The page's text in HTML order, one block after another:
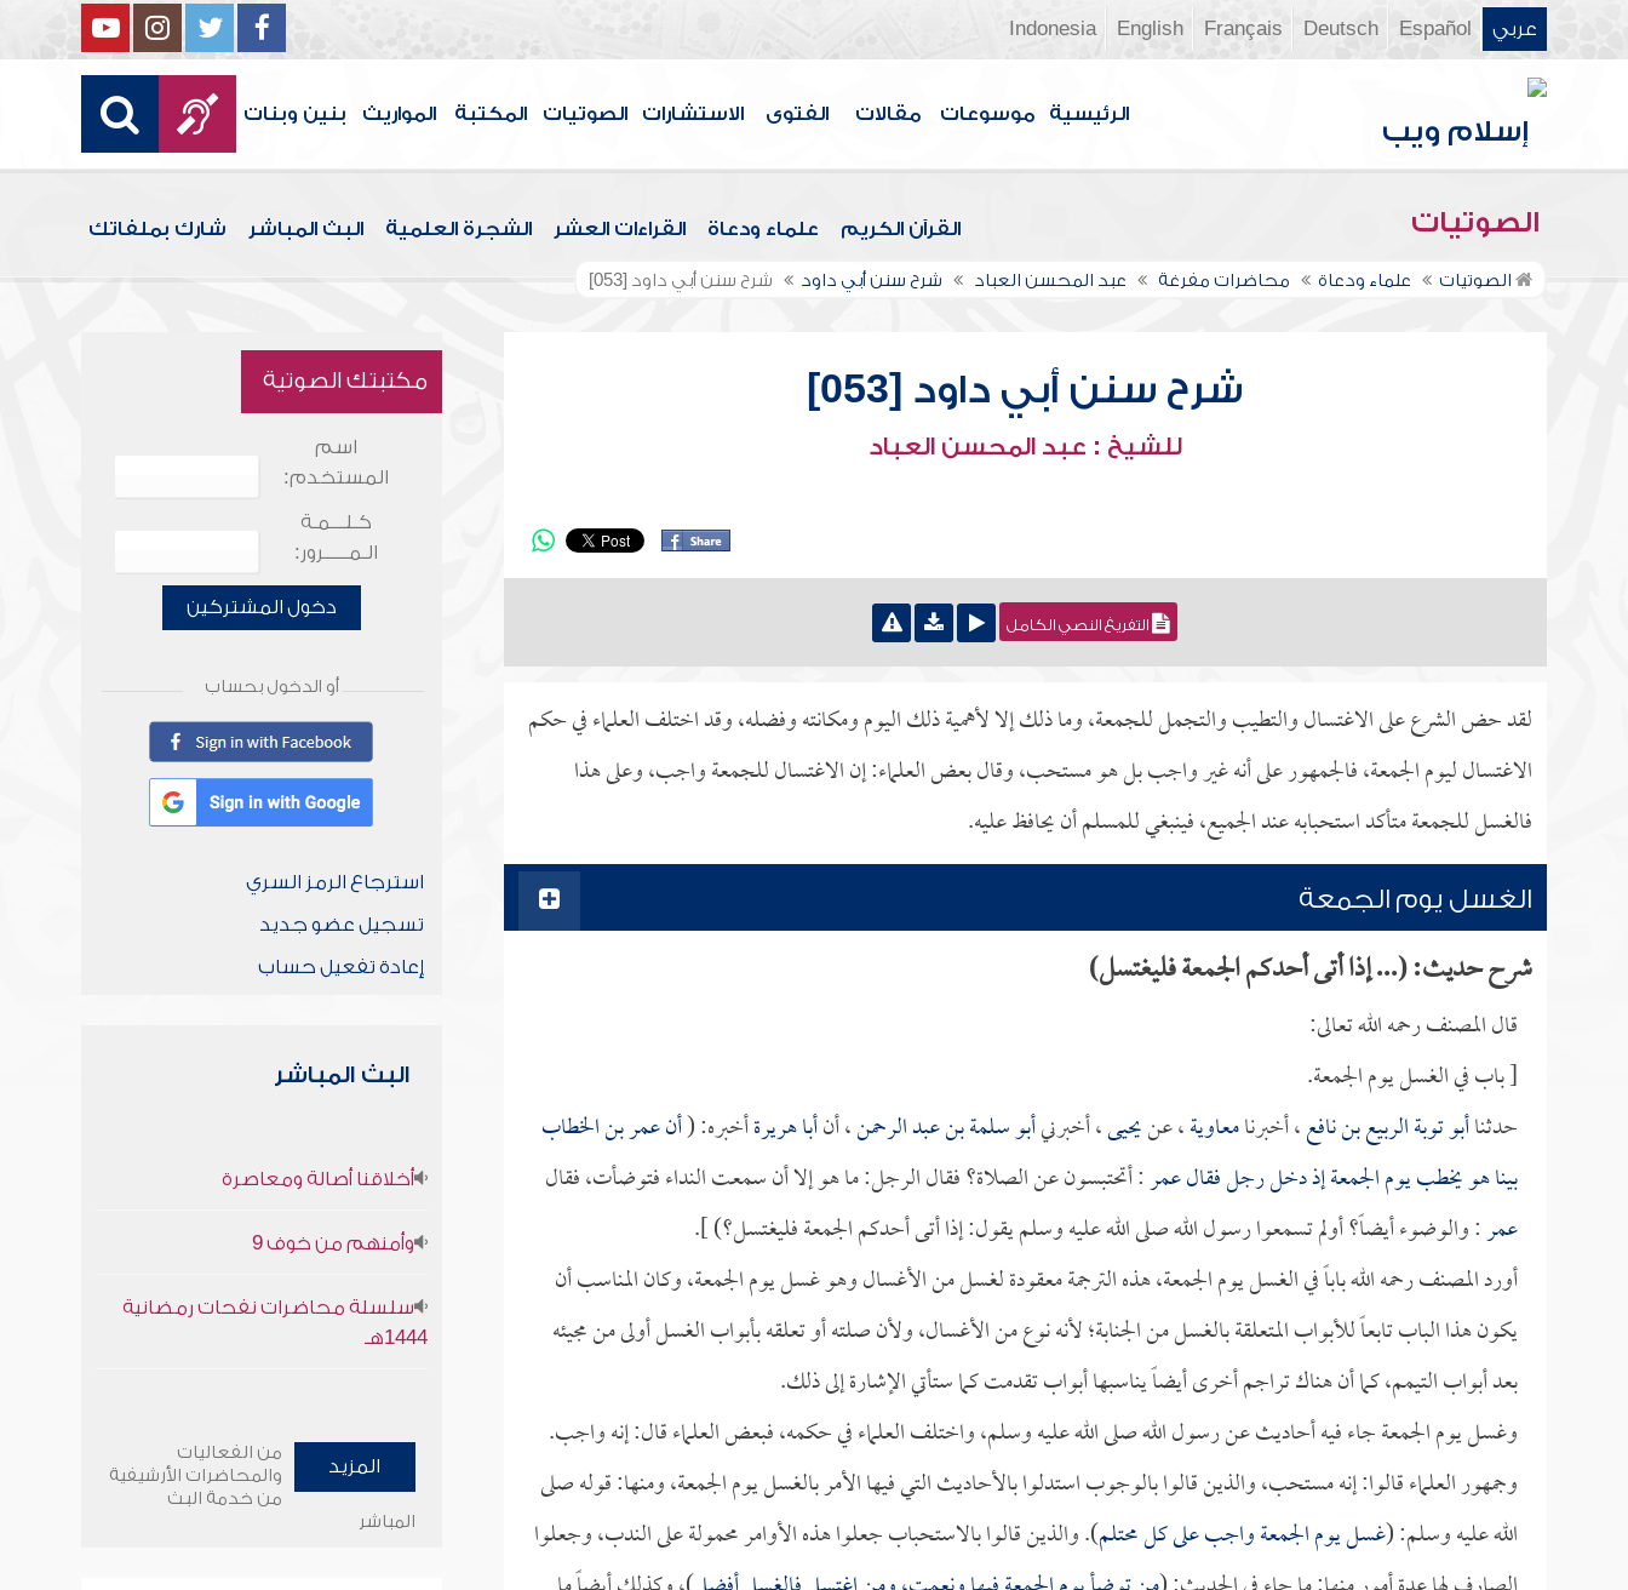
عربي Español
Deutsch
Français
English
Indonesia
الرئيسية موسوعات مقالات الفتوى الاستشارات الصوتيات المكتبة المواريث بنين وبنات
الصوتيات القرآن الكريم علماء ودعاة القراءات العشر الشجرة العلمية البث المباشر شارك بملفاتك
الصوتيات علماء ودعاة محاضرات مفرغة عبد المحسن العباد شرح سنن أبي داود شرح سنن أبي داود [053]
شرح سنن أبي داود [053]
للشيخ : عبد المحسن العباد
التفريغ النصي الكامل
لقد حض الشرع على الاغتسال والتطيب والتجمل للجمعة، وما ذلك إلا لأهمية ذلك اليوم ومكانته وفضله، وقد اختلف العلماء في حكم
الاغتسال ليوم الجمعة، فالجمهور على أنه غير واجب بل هو مستحب، وقال بعض العلماء: إن الاغتسال للجمعة واجب، وعلى هذا
فالغسل للجمعة متأكد استحبابه عند الجميع، فينبغي للمسلم أن يحافظ عليه.
الغسل يوم الجمعة
شرح حديث: (... إذا أتى أحدكم الجمعة فليغتسل)
قال المصنف رحمه الله تعالى:
[ باب في الغسل يوم الجمعة.
حدثناأبو توبة الربيع بن نافع، أخبرنامعاوية، عنيحيى، أخبرنيأبو سلمة بن عبد الرحمن، أنأبا هريرةأخبره: (أنعمر بن الخطاب
بينا هو يخطب يوم الجمعة إذ دخل رجل فقالعمر: أتحتبسون عن الصلاة؟ فقال الرجل: ما هو إلا أن سمعت النداء فتوضأت، فقال
عمر: والوضوء أيضاً؟ أولم تسمعوا رسول الله صلى الله عليه وسلم يقول: إذا أتى أحدكم الجمعة فليغتسل؟) ].
أورد المصنف رحمه الله باباً في الغسل يوم الجمعة، هذه الترجمة معقودة لغسل من الأغسال وهو غسل يوم الجمعة، وكان المناسب أن
يكون هذا الباب تابعاً للأبواب المتعلقة بالغسل من الجنابة؛ لأنه نوع من الأغسال، ولأن صلته أو تعلقه بأبواب الغسل أولى من مجيئه
بعد أبواب التيمم، كما أن هناك تراجم أخرى أيضاً يناسبها أبواب تقدمت كما ستأتي الإشارة إلى ذلك.
وغسل يوم الجمعة جاء فيه أحاديث عن رسول الله صلى الله عليه وسلم، واختلف العلماء في حكمه، فبعض العلماء قال: إنه واجب.
وجمهور العلماء قالوا: إنه مستحب، والذين قالوا بالوجوب استدلوا بالأحاديث التي فيها الأمر بالغسل يوم الجمعة، ومنها: قوله صلى
الله عليه وسلم: (غسل يوم الجمعة واجب على كل محتلم). والذين قالوا بالاستحباب جعلوا هذه الأوامر محمولة على الندب، وجعلوا
مكتبتك الصوتية
اسم
المستخدم:
كـلـــمـة
الـمـــــرور:
دخول المشتركين
أو الدخول بحساب
استرجاع الرمز السري
تسجيل عضو جديد
إعادة تفعيل حساب
البث المباشر
أخلاقنا أصالة ومعاصرة
وأمنهم من خوف 9
سلسلة محاضرات نفحات رمضانية
1444هـ
المزيد
من الفعاليات
والمحاضرات الأرشيفية
من خدمة البث
المباشر